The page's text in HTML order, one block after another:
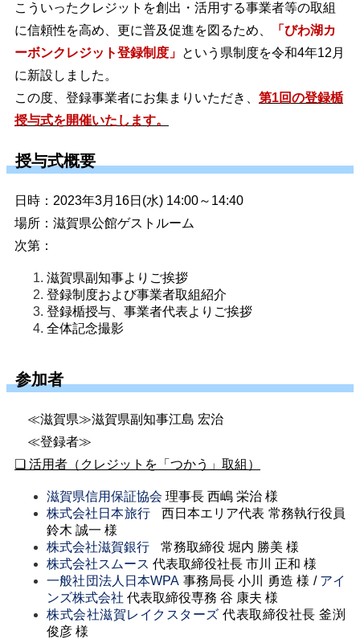
こういったクレジットを創出・活用する事業者等の取組
に信頼性を高め、更に普及促進を図るため、
「びわ湖カ
ーボンクレジット登録制度」 という県制度を令和4年12月
に新設しました。
この度、登録事業者にお集まりいただき、 第1回の登録楯
授与式を開催いたします。
授与式概要
日時：2023年3月16日(水) 14:00～14:40
場所：滋賀県公館ゲストルーム
次第：
滋賀県副知事よりご挨拶
登録制度および事業者取組紹介
登録楯授与、事業者代表よりご挨拶
全体記念撮影
参加者
≪滋賀県≫滋賀県副知事江島 宏治
≪登録者≫
❏ 活用者（クレジットを「つかう」取組）
滋賀県信用保証協会 理事長 西嶋 栄治 様
株式会社日本旅行
西日本エリア代表 常務執行役員
鈴木 誠一 様
株式会社滋賀銀行
常務取締役 堀内 勝美 様
株式会社スムース 代表取締役社長 市川 正和 様
一般社団法人日本WPA 事務局長 小川 勇造 様 / アイ
ンズ株式会社 代表取締役専務 谷 康夫 様
株式会社滋賀レイクスターズ代表取締役社長 釜渕
俊彦 様